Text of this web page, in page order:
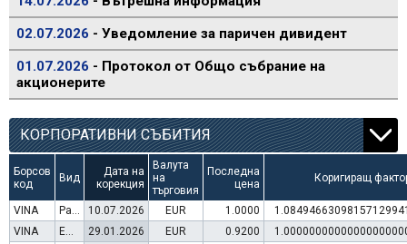
02.07.2026 - Уведомление за паричен дивидент
01.07.2026 - Протокол от Общо събрание на
акционерите
КОРПОРАТИВНИ СЪБИТИЯ
Борсов
код
Вид
Дата на
корекция
Валута
на
търговия
Последна
цена
Коригиращ
VINA Раздаване на дивидент 10.07.2026 EUR 1.0000
VINA
Емисия варанти 29.01.2026 EUR 0.9200